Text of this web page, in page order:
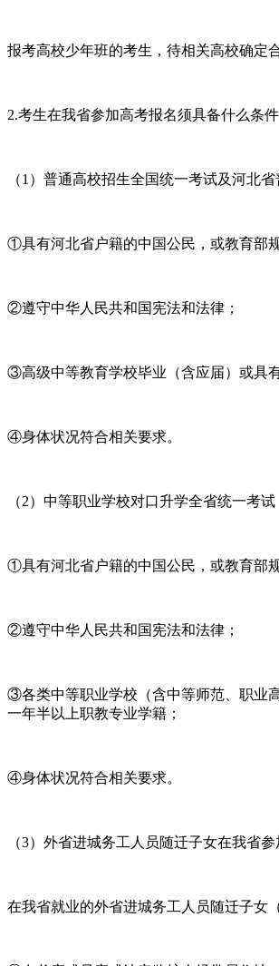
报考高校少年班的考生，待相关高校确定
2.考生在我省参加高考报名须具备什么条件
（1）普通高校招生全国统一考试及河北
①具有河北省户籍的中国公民，或教育部
②遵守中华人民共和国宪法和法律；
③高级中等教育学校毕业（含应届）或具
④身体状况符合相关要求。
（2）中等职业学校对口升学全省统一考
①具有河北省户籍的中国公民，或教育部
②遵守中华人民共和国宪法和法律；
③各类中等职业学校（含中等师范、职业
一年半以上职教专业学籍；
④身体状况符合相关要求。
（3）外省进城务工人员随迁子女在我省参
在我省就业的外省进城务工人员随迁子女